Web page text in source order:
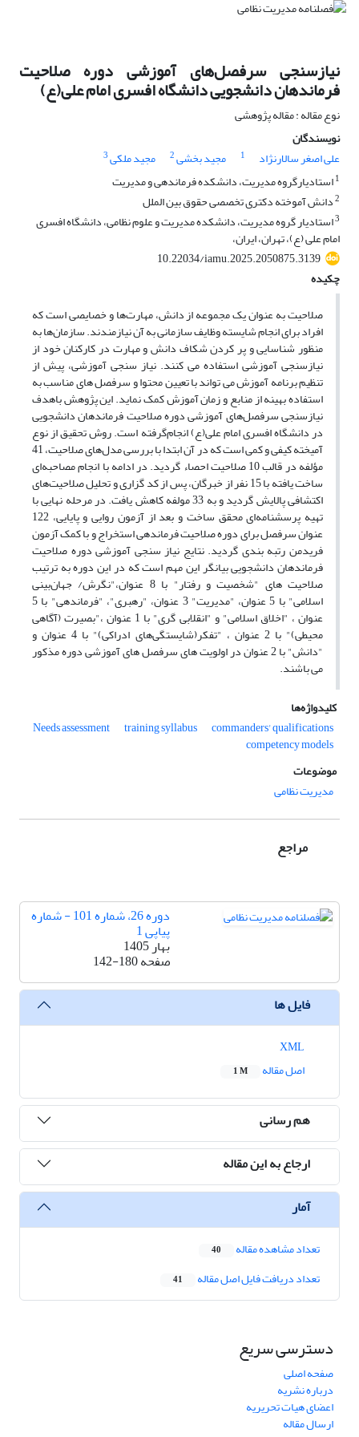
نیازسنجی سرفصل‌های آموزشی دوره صلاحیت
فرماندهان دانشجویی دانشگاه افسری امام علی(ع)
نوع مقاله : مقاله پژوهشی
نویسندگان
علی اصغر سالارنژاد
1 مجید بخشی2 مجید ملکی3
1استادیارگروه مدیریت، دانشکده فرماندهی و مدیریت
2دانش آموخته دکتری تخصصی حقوق بین الملل
3استادیار گروه مدیریت، دانشکده مدیریت و علوم نظامی، دانشگاه افسری
امام علی (ع)، تهران، ایران،
10.22034/iamu.2025.2050875.3139
چکیده
صلاحیت به عنوان یک مجموعه از دانش، مهارت‌ها و خصایصی است که
افراد برای انجام شایسته وظایف سازمانی به آن نیازمندند. سازمان‌ها به
منظور شناسایی و پر کردن شکاف دانش و مهارت در کارکنان خود از
نیازسنجی آموزشی استفاده می کنند. نیاز سنجی آموزشی، پیش از
تنظیم برنامه آموزش می تواند با تعیین محتوا و سرفصل های مناسب به
استفاده بهینه از منابع و زمان آموزش کمک نماید. این پژوهش باهدف
نیازسنجی سرفصل‌های آموزشی دوره صلاحیت فرماندهان دانشجویی
در دانشگاه افسری امام علی(ع) انجام‌گرفته است. روش‌ تحقیق از نوع
آمیخته کیفی و کمی است که در آن ابتدا با بررسی مدل‌های صلاحیت، 41
مؤلفه در قالب 10 صلاحیت احصاء گردید. در ادامه با انجام مصاحبه‌ای
ساخت یافته با 15 نفر از خبرگان، پس از کد گزاری و تحلیل صلاحیت‌های
اکتشافی پالایش گردید و به 33 مولفه کاهش یافت. در مرحله نهایی با
تهیه پرسشنامه‌ای محقق ساخت و بعد از آزمون روایی و پایایی، 122
عنوان سرفصل برای دوره صلاحیت فرماندهی استخراج و با کمک آزمون
فریدمن رتبه بندی گردید. نتایج نیاز سنجی آموزشی دوره صلاحیت
فرماندهان دانشجویی بیانگر این مهم است که در این دوره به ترتیب
صلاحیت های "شخصیت و رفتار" با 8 عنوان،"نگرش/ جهان‌بینی
اسلامی" با 5 عنوان، "مدیریت" 3 عنوان، "رهبری"، "فرماندهی" با 5
عنوان ، "اخلاق اسلامی" و "انقلابی گری" با 1 عنوان ،"بصیرت (آگاهی
محیطی)" با 2 عنوان ، "تفکر(شایستگی‌های ادراکی)" با 4 عنوان و
"دانش" با 2 عنوان در اولویت های سرفصل های آموزشی دوره مذکور
می باشند.
کلیدواژه‌ها
Needs assessment
training syllabus commanders' qualifications
competency models
موضوعات
مدیریت نظامی
مراجع
دوره 26، شماره 101 - شماره
پیاپی 1
بهار 1405
صفحه142-180
فایل ها
اصل مقاله
1 M
هم رسانی
ارجاع به این مقاله
آمار
تعداد مشاهده مقاله 40
تعداد دریافت فایل اصل مقاله 41
دسترسی سریع
صفحه اصلی
درباره نشریه
اعضای هیات تحریریه
ارسال مقاله